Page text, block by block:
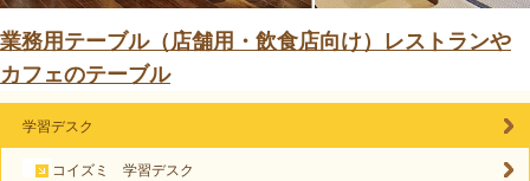
業務用テーブル（店舗用・飲食店向け）レストランや
カフェのテーブル
学習デスク
コイズミ 学習デスク